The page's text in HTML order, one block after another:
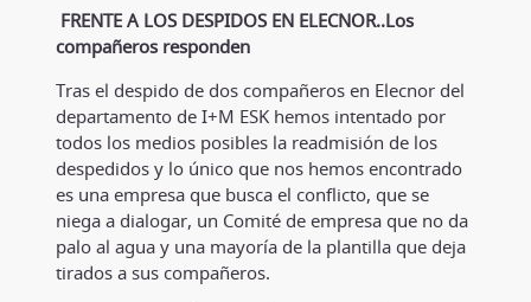
FRENTE A LOS DESPIDOS EN ELECNOR..Los
compañeros responden
Tras el despido de dos compañeros en Elecnor del
departamento de I+M ESK hemos intentado por
todos los medios posibles la readmisión de los
despedidos y lo único que nos hemos encontrado
es una empresa que busca el conflicto, que se
niega a dialogar, un Comité de empresa que no da
palo al agua y una mayoría de la plantilla que deja
tirados a sus compañeros.